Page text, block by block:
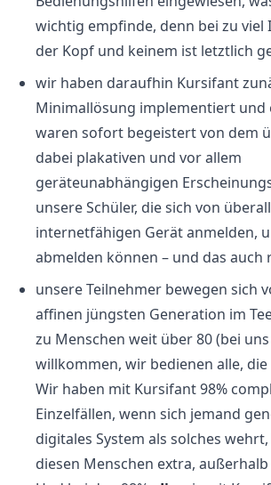
wichtig empfinde, denn bei zu
der Kopf und keinem ist letztlich
wir haben daraufhin Kursifant
Minimallösung implementiert und
waren sofort begeistert von dem
dabei plakativen und vor allem
geräteunabhängigen
unsere Schüler, die sich von
internetfähigen Gerät anmelden,
abmelden können – und das auch
unsere Teilnehmer bewegen sich
affinen jüngsten Generation im
zu Menschen weit über 80 (bei
willkommen, wir bedienen alle,
Wir haben mit Kursifant 98%
Einzelfällen, wenn sich jemand
digitales System als solches
diesen Menschen extra,